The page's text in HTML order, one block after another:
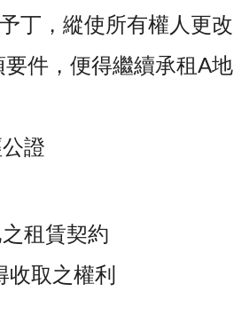
丁，縱使所有權人更
件，便得繼續承租A
證
租賃契約
收取之權利